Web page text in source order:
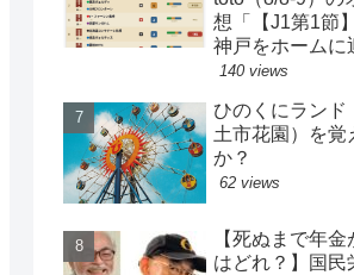
想「【J1第1節
神戸をホームに
がまさかの…？
ルサ安部は？」
140 views
ひのくにランド
土市花園）を覚
か？
62 views
【死ぬまで年
はどれ？】国民